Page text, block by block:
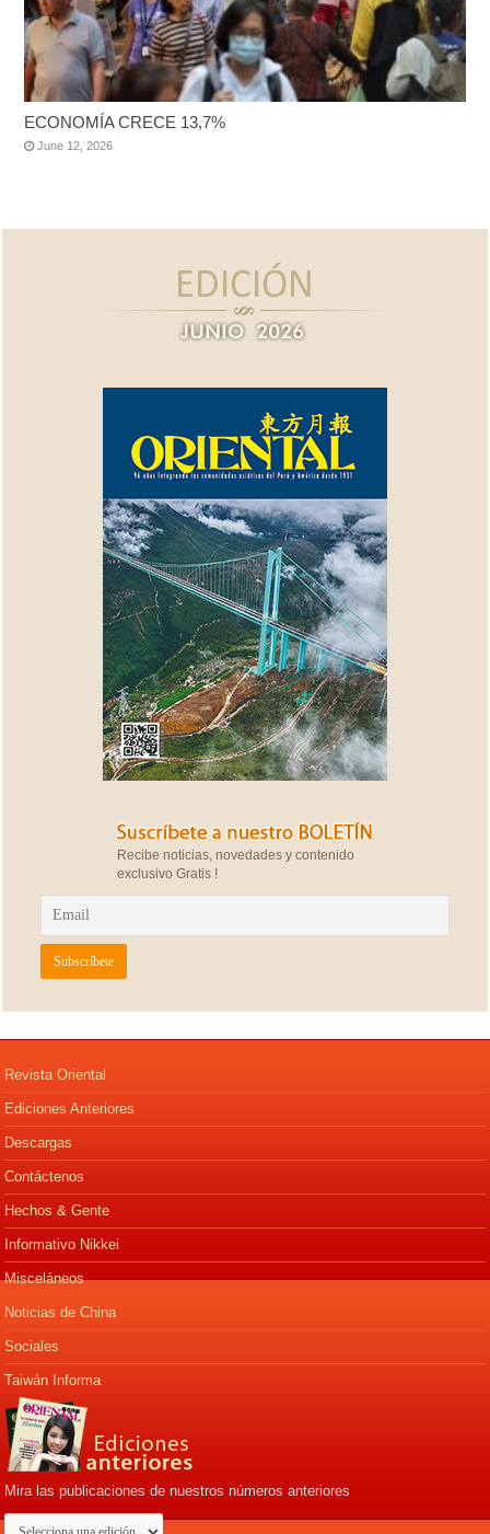
ECONOMÍA CRECE 13,7%
June 12, 2026
Recibe noticias, novedades y contenido
exclusivo Gratis !
Revista Oriental
Ediciones Anteriores
Descargas
Contáctenos
Hechos & Gente
Informativo Nikkei
Misceláneos
Noticias de China
Sociales
Taiwán Informa
Mira las publicaciones de nuestros números anteriores